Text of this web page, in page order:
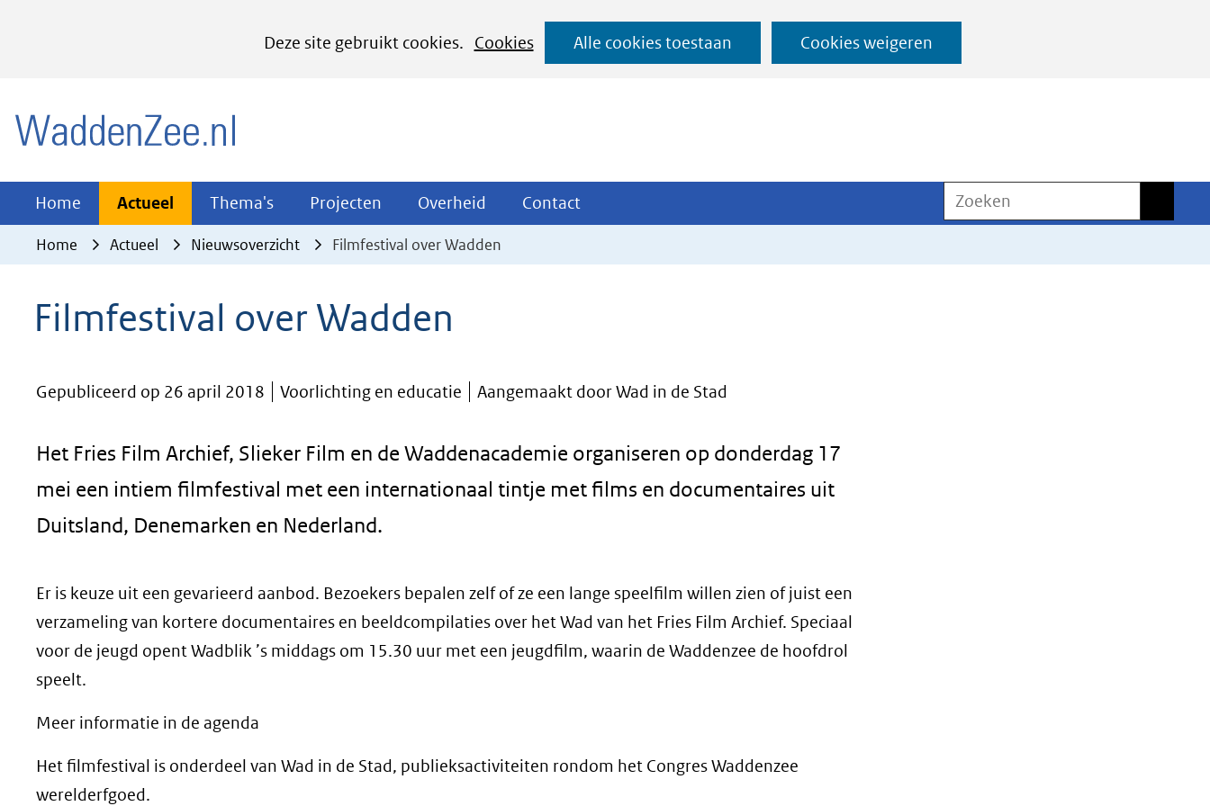
Deze site gebruikt cookies.
Cookies
het
cookies
website
worden
Alle cookies toestaan Cookies weigeren
Ga
naar
Home Actueel Actueel
Uitklappen
Thema's Thema's
Uitklappen
Projecten Projecten
Uitklappen
Overheid Overheid
Uitklappen
Contact
Uitklappen
Zoeken
Home Actueel Nieuwsoverzicht Filmfestival over Wadden
Filmfestival over Wadden
Gepubliceerd op 26 april 2018 Voorlichting en educatie Aangemaakt door Wad in de Stad
Het Fries Film Archief, Slieker Film en de Waddenacademie organiseren op donderdag 17
mei een intiem filmfestival met een internationaal tintje met films en documentaires uit
Duitsland, Denemarken en Nederland.
Er is keuze uit een gevarieerd aanbod. Bezoekers bepalen zelf of ze een lange speelfilm willen zien of juist een
verzameling van kortere documentaires en beeldcompilaties over het Wad van het Fries Film Archief. Speciaal
voor de jeugd opent Wadblik ’s middags om 15.30 uur met een jeugdfilm, waarin de Waddenzee de hoofdrol
speelt.
Meer informatie in de agenda
Het filmfestival is onderdeel van Wad in de Stad, publieksactiviteiten rondom het Congres Waddenzee
werelderfgoed.